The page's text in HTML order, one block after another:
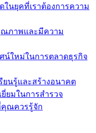
ในยุคที่เราต้องการความ
ณภาพและมีความ
ใหม่ในการตลาดธุรกิจ
ยนรู้และสร้างอนาคต
ยมในการสำรวจ
คุณควรรู้จัก